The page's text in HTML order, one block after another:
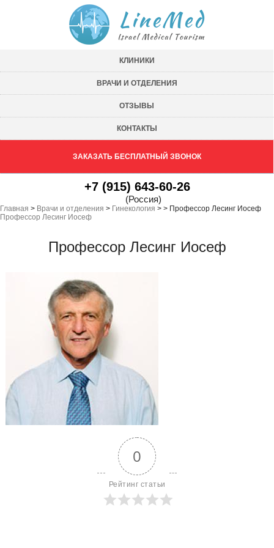
КЛИНИКИ
ВРАЧИ И ОТДЕЛЕНИЯ
ОТЗЫВЫ
КОНТАКТЫ
ЗАКАЗАТЬ БЕСПЛАТНЫЙ ЗВОНОК
+7 (915) 643-60-26
(Россия)
Главная > Врачи и отделения > Гинекология >
Профессор Лесинг Иосеф
> Профессор Лесинг Иосеф
Профессор Лесинг Иосеф
0
Рейтинг статьи